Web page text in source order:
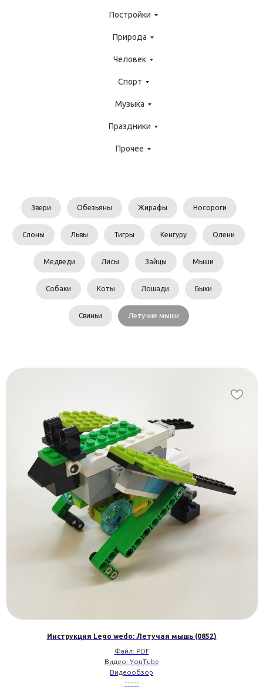
Постройки
Природа
Человек
Спорт
Музыка
Праздники
Прочее
Звери Обезьяны Жирафы Носороги
Слоны Львы Тигры Кенгуру Олени
Медведи Лисы Зайцы Мыши
Собаки Коты Лошади Быки
Свиньи Летучие мыши
Инструкция Lego wedo: Летучая мышь (0852)
Файл: PDF
Видео: YouTube
Видеообзор
•••••